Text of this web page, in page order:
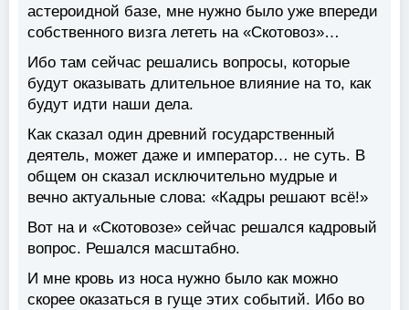
астероидной базе, мне нужно было уже впереди
собственного визга лететь на «Скотовоз»…
Ибо там сейчас решались вопросы, которые
будут оказывать длительное влияние на то, как
будут идти наши дела.
Как сказал один древний государственный
деятель, может даже и император… не суть. В
общем он сказал исключительно мудрые и
вечно актуальные слова: «Кадры решают всё!»
Вот на и «Скотовозе» сейчас решался кадровый
вопрос. Решался масштабно.
И мне кровь из носа нужно было как можно
скорее оказаться в гуще этих событий. Ибо во